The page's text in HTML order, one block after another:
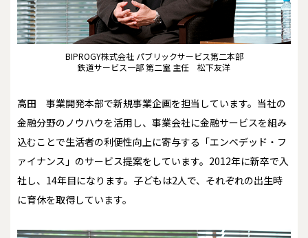
BIPROGY株式会社 パブリックサービス第二本部
鉄道サービス一部 第二室 主任 松下友洋
高田
事業開発本部で新規事業企画を担当しています。当社の
金融分野のノウハウを活用し、事業会社に金融サービスを組み
込むことで生活者の利便性向上に寄与する「エンベデッド・フ
ァイナンス」のサービス提案をしています。2012年に新卒で入
社し、14年目になります。子どもは2人で、それぞれの出生時
に育休を取得しています。